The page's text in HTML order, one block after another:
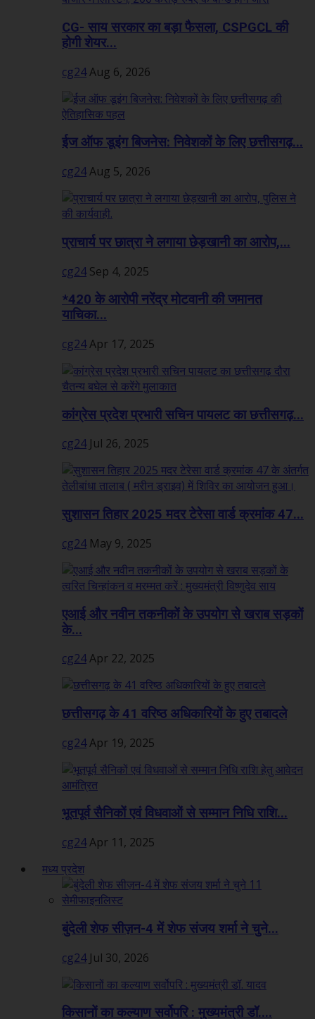
CG- साय सरकार का बड़ा फैसला, CSPGCL की
होगी शेयर...
cg24Aug 6, 2026
ईज ऑफ डूइंग बिजनेस: निवेशकों के लिए छत्तीसगढ़...
cg24Aug 5, 2026
प्राचार्य पर छात्रा ने लगाया छेड़खानी का आरोप,...
cg24 Sep 4, 2025
*420 के आरोपी नरेंद्र मोटवानी की जमानत
याचिका...
cg24Apr 17, 2025
कांग्रेस प्रदेश प्रभारी सचिन पायलट का छत्तीसगढ़...
cg24 Jul 26, 2025
सुशासन तिहार 2025 मदर टेरेसा वार्ड क्रमांक 47...
cg24 May 9, 2025
एआई और नवीन तकनीकों के उपयोग से खराब सड़कों
के...
cg24Apr 22, 2025
छत्तीसगढ़ के 41 वरिष्ठ अधिकारियों के हुए तबादले
cg24Apr 19, 2025
भूतपूर्व सैनिकों एवं विधवाओं से सम्मान निधि राशि...
cg24Apr 11, 2025
मध्य प्रदेश
बुंदेली शेफ सीज़न-4 में शेफ संजय शर्मा ने चुने...
cg24 Jul 30, 2026
किसानों का कल्याण सर्वोपरि : मुख्यमंत्री डॉ....